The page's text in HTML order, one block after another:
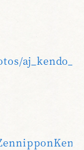
aj_kendo_f/